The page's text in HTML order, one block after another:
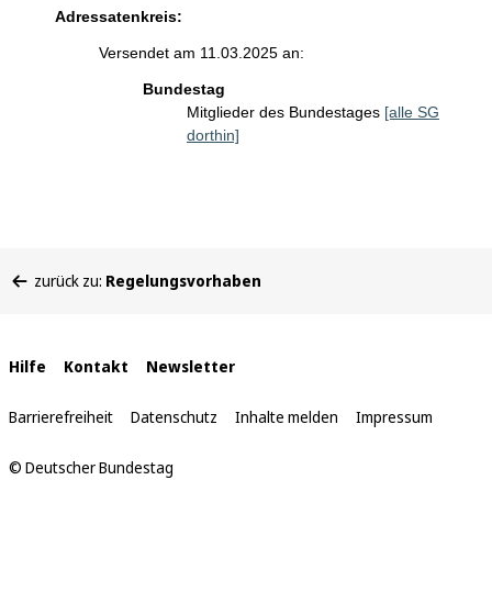
Adressatenkreis:
Versendet am 11.03.2025 an:
Bundestag
Mitglieder des Bundestages [alle SG
dorthin]
befinden
zurück zu: Regelungsvorhaben
Interne
Links
Hilfe Kontakt Newsletter
Barrierefreiheit Datenschutz Inhalte melden Impressum
© Deutscher Bundestag